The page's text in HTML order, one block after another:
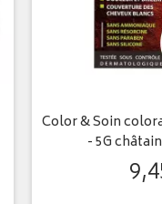
Color & Soin
- 5G
9,